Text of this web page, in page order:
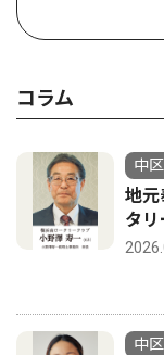
コラム
中
地
タ
中